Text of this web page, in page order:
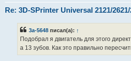
Re: 3D-SPrinter Universal 2121/2621/
3a-5648 писал(а): ↑
Подобрал я двигатель для этого
а 13 зубов. Как это правильно